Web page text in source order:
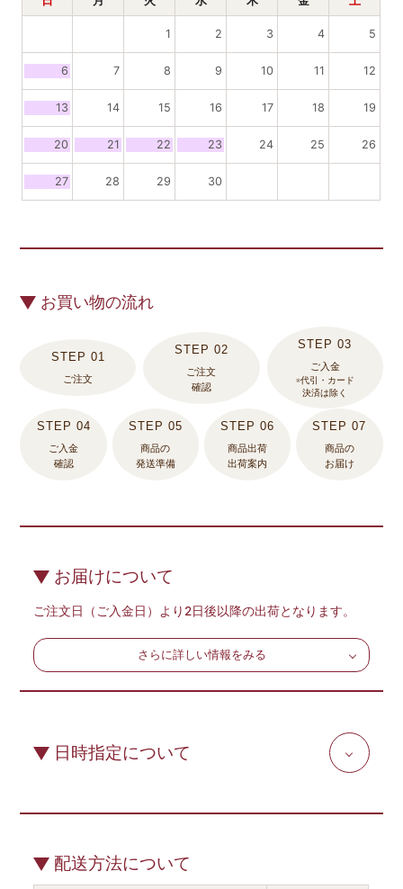
1 2 3 4 5
6 7 8 9 10 11 12
13 14 15 16 17 18 19
20 21 22 23 24 25 26
27 28 29 30
お買い物の流れ
ご注文
ご注文
確認
ご入金
※代引・カード
決済は除く
ご入金
確認
商品の
発送準備
商品出荷
出荷案内
商品の
お届け
お届けについて
ご注文日（ご入金日）より2日後以降の出荷となります。
さらに詳しい情報をみる
日時指定について
配送方法について